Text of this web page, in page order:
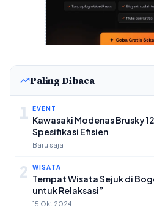
Paling Dibaca
1 EVENT
Kawasaki Modenas Brusky
Spesifikasi Efisien
Baru saja
2 WISATA
Tempat Wisata Sejuk di
untuk Relaksasi”
15 Okt 2024